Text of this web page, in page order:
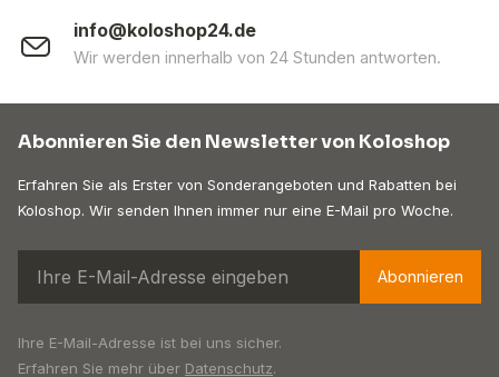
info@koloshop24.de
Wir werden innerhalb von 24 Stunden antworten.
Abonnieren Sie den Newsletter von Koloshop
Erfahren Sie als Erster von Sonderangeboten und Rabatten bei
Koloshop. Wir senden Ihnen immer nur eine E-Mail pro Woche.
Abonnieren
Ihre E-Mail-Adresse ist bei uns sicher.
Erfahren Sie mehr über Datenschutz.